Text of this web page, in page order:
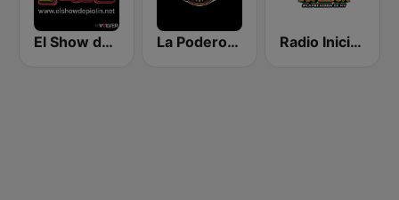
El Show de Piolín La Poderosa Atlanta Radio Iniciador